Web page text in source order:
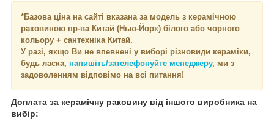
*Базова ціна на сайті вказана за модель з керамічною
раковиною пр-ва Китай (Нью-Йорк) білого або чорного
кольору + сантехніка Китай.
У разі, якщо Ви не впевнені у виборі різновиди кераміки,
будь ласка, напишіть/зателефонуйте менеджеру, ми з
задоволенням відповімо на всі питання!
Доплата за керамічну раковину від іншого виробника на
вибір: